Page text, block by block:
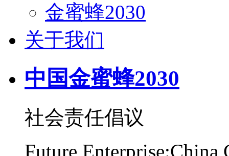
金蜜蜂2030
关于我们
中国金蜜蜂2030
社会责任倡议
Future